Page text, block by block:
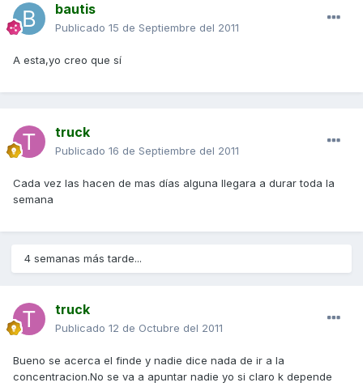
bautis
Publicado 15 de Septiembre del 2011
A esta,yo creo que sí
truck
Publicado 16 de Septiembre del 2011
Cada vez las hacen de mas días alguna llegara a durar toda la
semana
4 semanas más tarde...
truck
Publicado 12 de Octubre del 2011
Bueno se acerca el finde y nadie dice nada de ir a la
concentracion.No se va a apuntar nadie yo si claro k depende